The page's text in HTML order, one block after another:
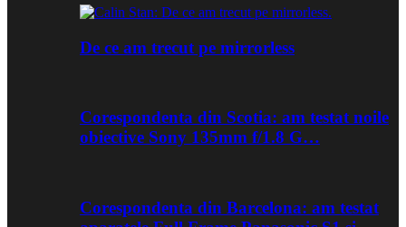
De ce am trecut pe mirrorless
Corespondenta din Scotia: am testat noile
obiective Sony 135mm f/1.8 G…
Corespondenta din Barcelona: am testat